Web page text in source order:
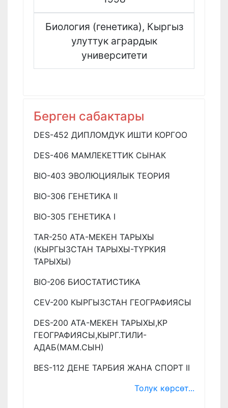
Биология (генетика), Кыргыз
улуттук агрардык
университети
Берген сабактары
DES-452 ДИПЛОМДУК ИШТИ КОРГОО
DES-406 МАМЛЕКЕТТИК СЫНАК
BIO-403 ЭВОЛЮЦИЯЛЫК ТЕОРИЯ
BIO-306 ГЕНЕТИКА II
BIO-305 ГЕНЕТИКА I
TAR-250 АТА-МЕКЕН ТАРЫХЫ
(КЫРГЫЗСТАН ТАРЫХЫ-ТҮРКИЯ
ТАРЫХЫ)
BIO-206 БИОСТАТИСТИКА
CEV-200 КЫРГЫЗСТАН ГЕОГРАФИЯСЫ
DES-200 АТА-МЕКЕН ТАРЫХЫ,КР
ГЕОГРАФИЯСЫ,КЫРГ.ТИЛИ-
АДАБ(МАМ.СЫН)
BES-112 ДЕНЕ ТАРБИЯ ЖАНА СПОРТ II
Толук көрсөт...